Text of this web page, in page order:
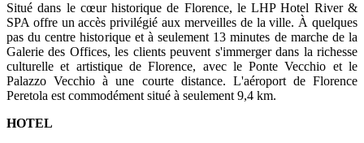
Situé dans le cœur historique de Florence, le LHP Hotel River &
SPA offre un accès privilégié aux merveilles de la ville. À quelques
pas du centre historique et à seulement 13 minutes de marche de la
Galerie des Offices, les clients peuvent s'immerger dans la richesse
culturelle et artistique de Florence, avec le Ponte Vecchio et le
Palazzo Vecchio à une courte distance. L'aéroport de Florence
Peretola est commodément situé à seulement 9,4 km.
HOTEL